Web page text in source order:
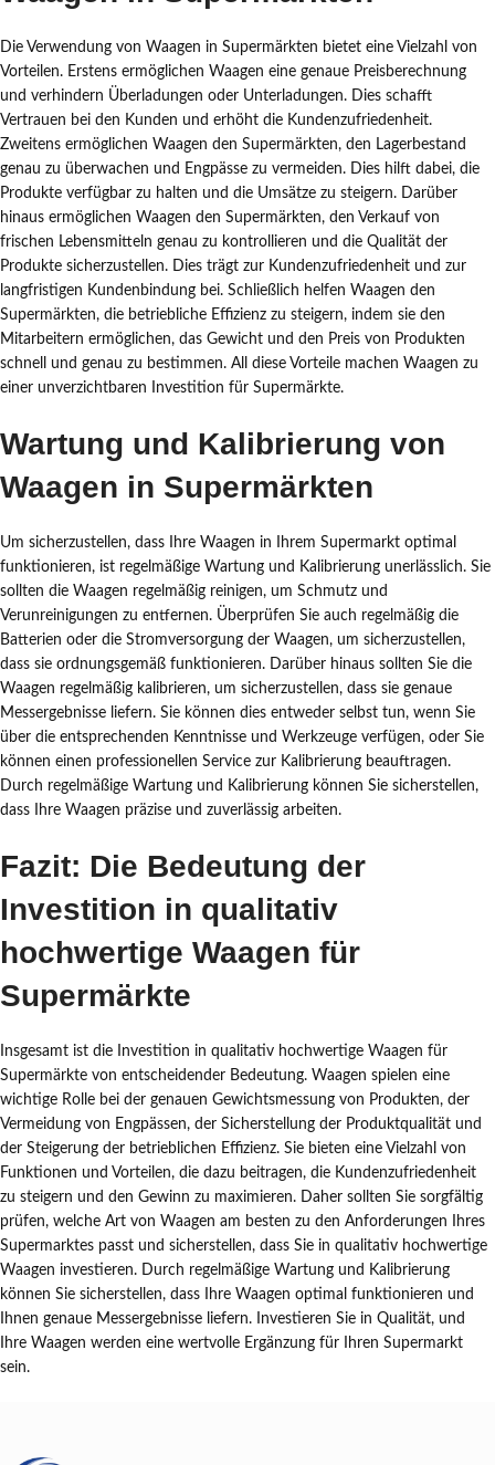
Die Verwendung von Waagen in Supermärkten bietet eine Vielzahl von
Vorteilen. Erstens ermöglichen Waagen eine genaue Preisberechnung
und verhindern Überladungen oder Unterladungen. Dies schafft
Vertrauen bei den Kunden und erhöht die Kundenzufriedenheit.
Zweitens ermöglichen Waagen den Supermärkten, den Lagerbestand
genau zu überwachen und Engpässe zu vermeiden. Dies hilft dabei, die
Produkte verfügbar zu halten und die Umsätze zu steigern. Darüber
hinaus ermöglichen Waagen den Supermärkten, den Verkauf von
frischen Lebensmitteln genau zu kontrollieren und die Qualität der
Produkte sicherzustellen. Dies trägt zur Kundenzufriedenheit und zur
langfristigen Kundenbindung bei. Schließlich helfen Waagen den
Supermärkten, die betriebliche Effizienz zu steigern, indem sie den
Mitarbeitern ermöglichen, das Gewicht und den Preis von Produkten
schnell und genau zu bestimmen. All diese Vorteile machen Waagen zu
einer unverzichtbaren Investition für Supermärkte.
Wartung und Kalibrierung von
Waagen in Supermärkten
Um sicherzustellen, dass Ihre Waagen in Ihrem Supermarkt optimal
funktionieren, ist regelmäßige Wartung und Kalibrierung unerlässlich. Sie
sollten die Waagen regelmäßig reinigen, um Schmutz und
Verunreinigungen zu entfernen. Überprüfen Sie auch regelmäßig die
Batterien oder die Stromversorgung der Waagen, um sicherzustellen,
dass sie ordnungsgemäß funktionieren. Darüber hinaus sollten Sie die
Waagen regelmäßig kalibrieren, um sicherzustellen, dass sie genaue
Messergebnisse liefern. Sie können dies entweder selbst tun, wenn Sie
über die entsprechenden Kenntnisse und Werkzeuge verfügen, oder Sie
können einen professionellen Service zur Kalibrierung beauftragen.
Durch regelmäßige Wartung und Kalibrierung können Sie sicherstellen,
dass Ihre Waagen präzise und zuverlässig arbeiten.
Fazit: Die Bedeutung der
Investition in qualitativ
hochwertige Waagen für
Supermärkte
Insgesamt ist die Investition in qualitativ hochwertige Waagen für
Supermärkte von entscheidender Bedeutung. Waagen spielen eine
wichtige Rolle bei der genauen Gewichtsmessung von Produkten, der
Vermeidung von Engpässen, der Sicherstellung der Produktqualität und
der Steigerung der betrieblichen Effizienz. Sie bieten eine Vielzahl von
Funktionen und Vorteilen, die dazu beitragen, die Kundenzufriedenheit
zu steigern und den Gewinn zu maximieren. Daher sollten Sie sorgfältig
prüfen, welche Art von Waagen am besten zu den Anforderungen Ihres
Supermarktes passt und sicherstellen, dass Sie in qualitativ hochwertige
Waagen investieren. Durch regelmäßige Wartung und Kalibrierung
können Sie sicherstellen, dass Ihre Waagen optimal funktionieren und
Ihnen genaue Messergebnisse liefern. Investieren Sie in Qualität, und
Ihre Waagen werden eine wertvolle Ergänzung für Ihren Supermarkt
sein.